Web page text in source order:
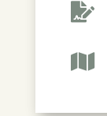

